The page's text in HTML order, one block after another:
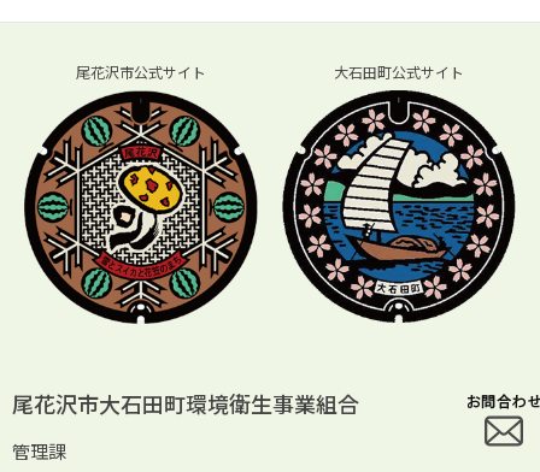
尾花沢市公式サイト 大石田町公式サイト
尾花沢市大石田町環境衛生事業組合
管理課